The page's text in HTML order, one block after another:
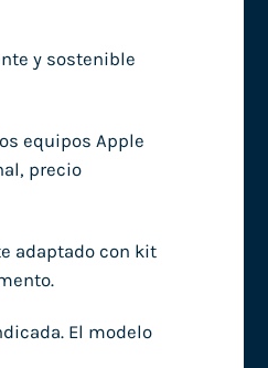
y sostenible
equipos Apple
precio
adaptado con kit
El modelo